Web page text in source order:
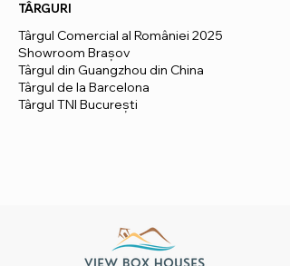
TÂRGURI
Târgul Comercial al României 2025
Showroom Brașov
Târgul din Guangzhou din China
Târgul de la Barcelona
Târgul TNI București